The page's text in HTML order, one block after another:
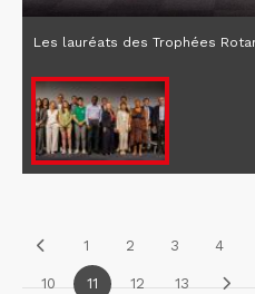
Les lauréats des Trophées
1 2 3 4
10 11 12 13